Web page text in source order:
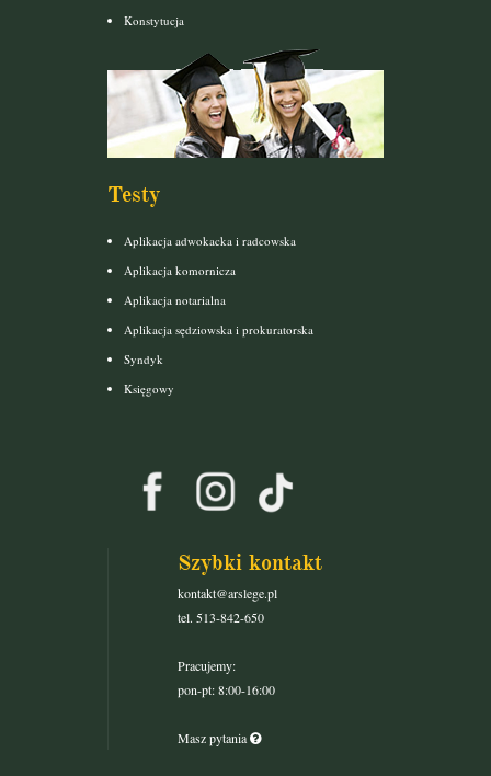
Konstytucja
Testy
Aplikacja adwokacka i radcowska
Aplikacja komornicza
Aplikacja notarialna
Aplikacja sędziowska i prokuratorska
Syndyk
Księgowy
Szybki kontakt
kontakt@arslege.pl
tel. 513-842-650
Pracujemy:
pon-pt: 8:00-16:00
Masz pytania